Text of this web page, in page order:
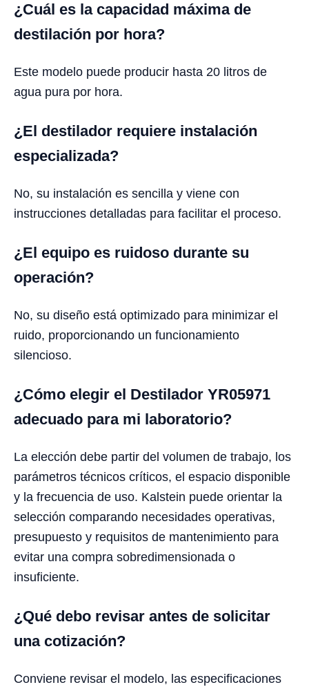
¿Cuál es la capacidad máxima de
destilación por hora?
Este modelo puede producir hasta 20 litros de
agua pura por hora.
¿El destilador requiere instalación
especializada?
No, su instalación es sencilla y viene con
instrucciones detalladas para facilitar el proceso.
¿El equipo es ruidoso durante su
operación?
No, su diseño está optimizado para minimizar el
ruido, proporcionando un funcionamiento
silencioso.
¿Cómo elegir el Destilador YR05971
adecuado para mi laboratorio?
La elección debe partir del volumen de trabajo, los
parámetros técnicos críticos, el espacio disponible
y la frecuencia de uso. Kalstein puede orientar la
selección comparando necesidades operativas,
presupuesto y requisitos de mantenimiento para
evitar una compra sobredimensionada o
insuficiente.
¿Qué debo revisar antes de solicitar
una cotización?
Conviene revisar el modelo, las especificaciones